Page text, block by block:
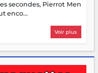
secondes, Pierrot Men
enco...
Voir plus